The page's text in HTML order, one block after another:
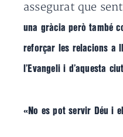
assegurat que
una gràcia però també
reforçar les relacions a
l’Evangeli i d’aquesta
«No es pot servir Déu i